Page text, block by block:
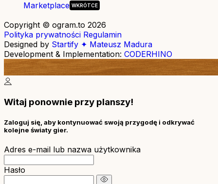
Marketplace
Copyright © ogram.to 2026
Polityka prywatności Regulamin
Designed by Startify ✦ Mateusz Madura
Development & Implementation: CODERHINO
Witaj ponownie przy planszy!
Zaloguj się, aby kontynuować swoją przygodę i odkrywać
kolejne światy gier.
Adres e-mail lub nazwa użytkownika
Hasło